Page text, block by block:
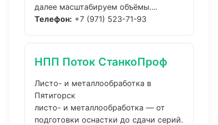
далее масштабируем объёмы....
Телефон: +7 (971) 523-71-93
НПП Поток СтанкоПроф
Листо- и металлообработка в
Пятигорск
листо- и металлообработка — от
подготовки оснастки до сдачи серий.